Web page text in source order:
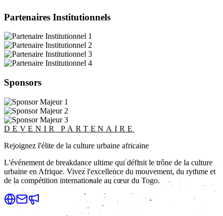
Partenaires Institutionnels
Sponsors
DEVENIR PARTENAIRE
Rejoignez l'élite de la culture urbaine africaine
L'événement de breakdance ultime qui définit le trône de la culture
urbaine en Afrique. Vivez l'excellence du mouvement, du rythme et
de la compétition internationale au cœur du Togo.